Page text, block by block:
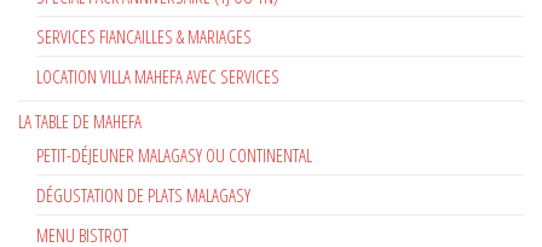
SERVICES FIANCAILLES & MARIAGES
LOCATION VILLA MAHEFA AVEC SERVICES
LA TABLE DE MAHEFA
PETIT-DÉJEUNER MALAGASY OU CONTINENTAL
DÉGUSTATION DE PLATS MALAGASY
MENU BISTROT